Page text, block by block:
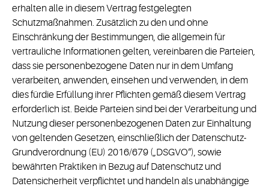
erhalten alle in diesem Vertrag festgelegten
Schutzmaßnahmen. Zusätzlich zu den und ohne
Einschränkung der Bestimmungen, die allgemein für
vertrauliche Informationen gelten, vereinbaren die Parteien,
dass sie personenbezogene Daten nur in dem Umfang
verarbeiten, anwenden, einsehen und verwenden, in dem
dies fürdie Erfüllung ihrer Pflichten gemäß diesem Vertrag
erforderlich ist. Beide Parteien sind bei der Verarbeitung und
Nutzung dieser personenbezogenen Daten zur Einhaltung
von geltenden Gesetzen, einschließlich der Datenschutz-
Grundverordnung (EU) 2016/679 („DSGVO“), sowie
bewährten Praktiken in Bezug auf Datenschutz und
Datensicherheit verpflichtet und handeln als unabhängige